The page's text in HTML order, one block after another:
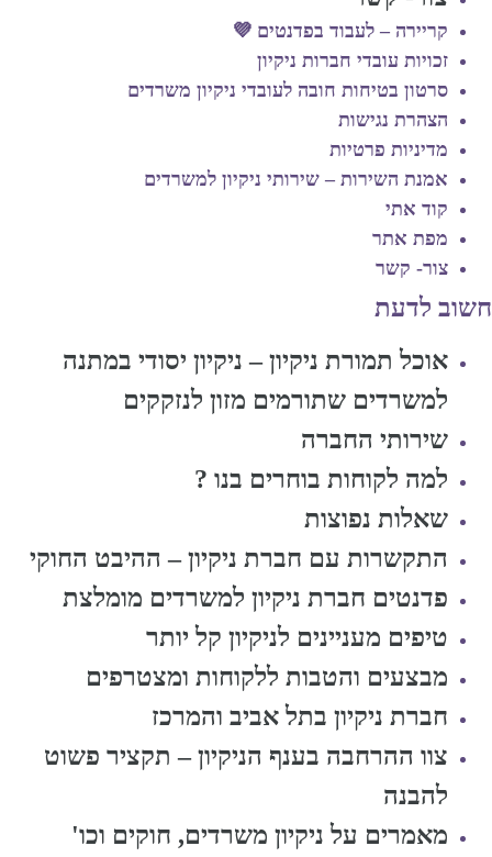
קריירה – לעבוד בפדנטים 💜
זכויות עובדי חברות ניקיון
סרטון בטיחות חובה לעובדי ניקיון משרדים
הצהרת נגישות
מדיניות פרטיות
אמנת השירות – שירותי ניקיון למשרדים
קוד אתי
מפת אתר
צור- קשר
חשוב לדעת
אוכל תמורת ניקיון – ניקיון יסודי במתנה
למשרדים שתורמים מזון לנזקקים
שירותי החברה
למה לקוחות בוחרים בנו ?
שאלות נפוצות
התקשרות עם חברת ניקיון – ההיבט החוקי
פדנטים חברת ניקיון למשרדים מומלצת
טיפים מעניינים לניקיון קל יותר
מבצעים והטבות ללקוחות ומצטרפים
חברת ניקיון בתל אביב והמרכז
צוו ההרחבה בענף הניקיון – תקציר פשוט
להבנה
מאמרים על ניקיון משרדים, חוקים וכו'